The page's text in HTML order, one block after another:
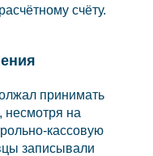
счёту.
принимать
несмотря на
кассовую
записывали